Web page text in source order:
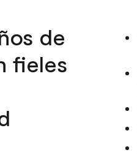
de
fieles